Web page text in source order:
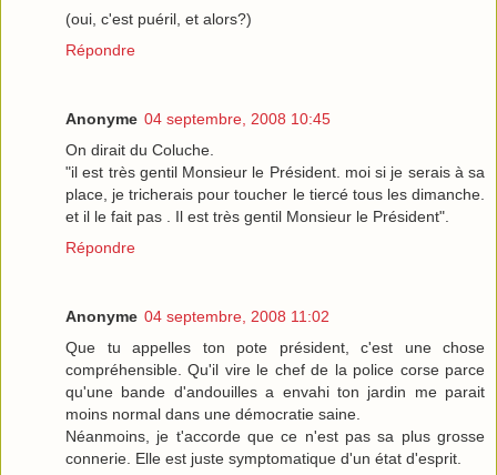
(oui, c'est puéril, et alors?)
Répondre
Anonyme 04 septembre, 2008 10:45
On dirait du Coluche.
"il est très gentil Monsieur le Président. moi si je serais à sa
place, je tricherais pour toucher le tiercé tous les dimanche.
et il le fait pas . Il est très gentil Monsieur le Président".
Répondre
Anonyme 04 septembre, 2008 11:02
Que tu appelles ton pote président, c'est une chose
compréhensible. Qu'il vire le chef de la police corse parce
qu'une bande d'andouilles a envahi ton jardin me parait
moins normal dans une démocratie saine.
Néanmoins, je t'accorde que ce n'est pas sa plus grosse
connerie. Elle est juste symptomatique d'un état d'esprit.